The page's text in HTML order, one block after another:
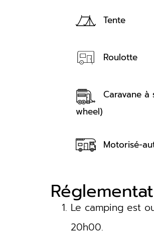
Tente
Roulotte
Caravane
wheel)
Motorisé-
Le camping est
20h00.